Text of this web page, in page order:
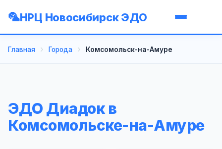
НРЦ Новосибирск ЭДО
Главная Города Комсомольск-на-Амуре
ЭДО Диадок в
Комсомольске-на-Амуре